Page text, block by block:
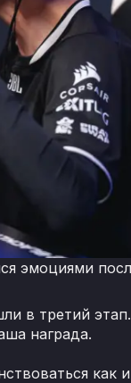
эмоциями
в третий
награда.
как